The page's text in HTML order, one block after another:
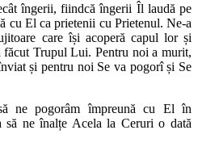
îngerii, fiindcă îngerii Îl laudă pe
cu El ca prietenii cu Prietenul. Ne-a
care își acoperă capul lor și
făcut Trupul Lui. Pentru noi a murit,
și pentru noi Se va pogorî și Se
ne pogorâm împreună cu El în
să ne înalțe Acela la Ceruri o dată